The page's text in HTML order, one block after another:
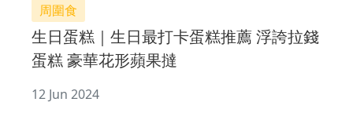
周圍食
生日蛋糕｜生日最打卡蛋糕推薦 浮誇拉錢
蛋糕 豪華花形蘋果撻
12 Jun 2024